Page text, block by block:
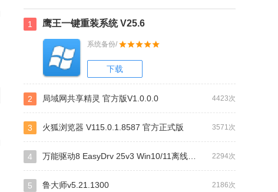
1 鹰王一键重装系统 V25.6
系统备份/
下载
4423次
2 局域网共享精灵 官方版V1.0.0.0
3571次
3 火狐浏览器 V115.0.1.8587 官方正式版
2294次
4 万能驱动8 EasyDrv 25v3 Win10/11离线驱动包
2186次
5 鲁大师v5.21.1300